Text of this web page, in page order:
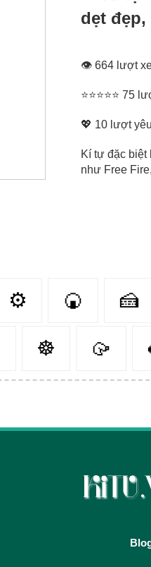
dẹt
👁 664 lượt
⭐⭐⭐⭐⭐ 75
💖 10 lượt
Kí tự đặc biệt
như Free
⚙ 🍘 🍰
☸ 🥠